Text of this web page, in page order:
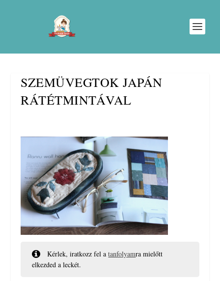
SZEMÜVEGTOK JAPÁN
RÁTÉTMINTÁVAL
Kérlek, iratkozz fel atanfolyamra mielőtt
elkezded a leckét.